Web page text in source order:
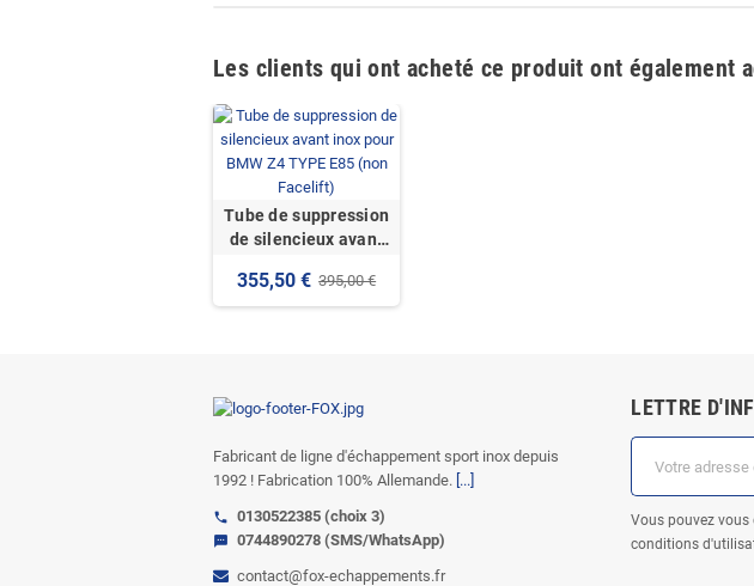
Les clients qui ont acheté ce produit ont également
Tube de suppression
de silencieux avant
TYPE E85 (non
Facelift)
355,50 € 395,00 €
Fabricant de ligne d'échappement sport inox depuis
1992 ! Fabrication 100% Allemande. [...]
call 0130522385 (choix 3)
sms
0744890278 (SMS/WhatsApp)
contact@fox-echappements.fr
LETTRE
Vous pouvez
conditions